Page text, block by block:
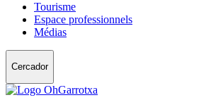
Tourisme
Espace professionnels
Médias
Cercador